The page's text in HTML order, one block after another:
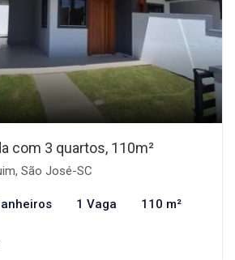
com 3 quartos, 110m²
São José-SC
1 Vaga 110 m²